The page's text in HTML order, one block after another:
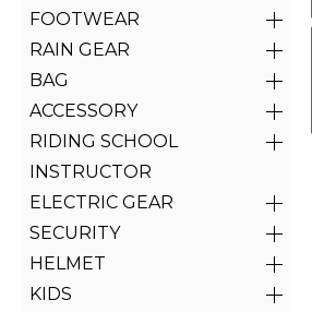
FOOTWEAR
RAIN GEAR
BAG
ACCESSORY
RIDING SCHOOL
INSTRUCTOR
ELECTRIC GEAR
SECURITY
HELMET
KIDS